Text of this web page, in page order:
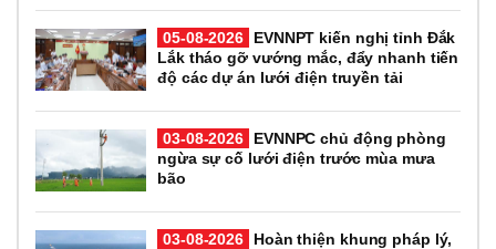
05-08-2026
EVNNPT kiến nghị tỉnh Đắk
Lắk tháo gỡ vướng mắc, đẩy nhanh tiến
độ các dự án lưới điện truyền tải
03-08-2026
EVNNPC chủ động phòng
ngừa sự cố lưới điện trước mùa mưa
bão
03-08-2026 Hoàn thiện khung pháp lý,